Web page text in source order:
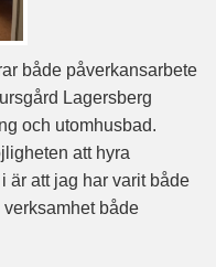
både påverkansarbete
Lagersberg
och utomhusbad.
att hyra
är att jag har varit både
både